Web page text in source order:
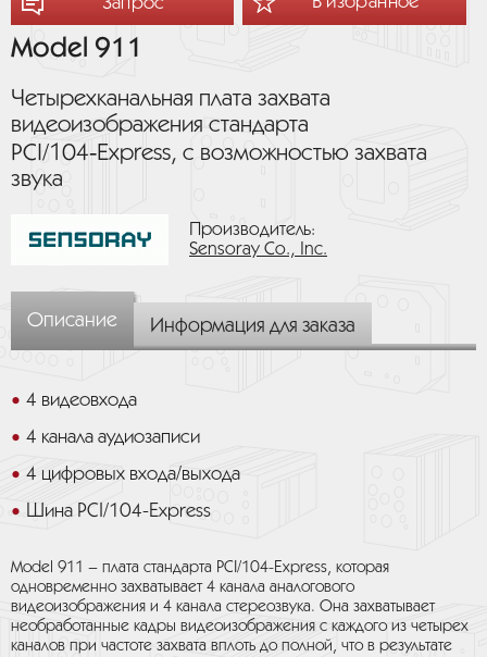
Model 911
Четырехканальная плата захвата
видеоизображения стандарта
PCI/104‑Express, с возможностью захвата
звука
Производитель:
Sensoray Co., Inc.
Описание Информация для заказа
4 видеовхода
4 канала аудиозаписи
4 цифровых входа/выхода
Шина PCI/104-Express
Model 911 – плата стандарта PCI/104-Express, которая
одновременно захватывает 4 канала аналогового
видеоизображения и 4 канала стереозвука. Она захватывает
необработанные кадры видеоизображения с каждого из четырех
каналов при частоте захвата вплоть до полной, что в результате